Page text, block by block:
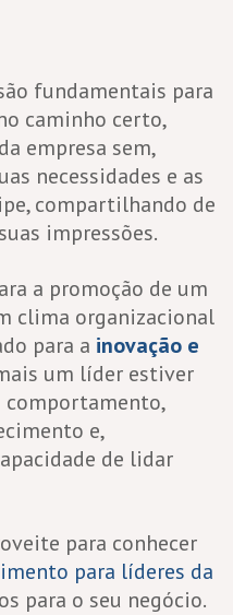
fundamentais para
caminho certo,
empresa sem,
necessidades e as
compartilhando de
impressões.
a promoção de um
clima organizacional
para a inovação e
um líder estiver
comportamento,
e,
de lidar
para conhecer
para líderes da
para o seu negócio.